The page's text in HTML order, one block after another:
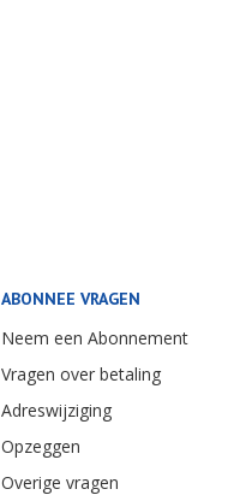
ABONNEE VRAGEN
Neem een Abonnement
Vragen over betaling
Adreswijziging
Opzeggen
Overige vragen